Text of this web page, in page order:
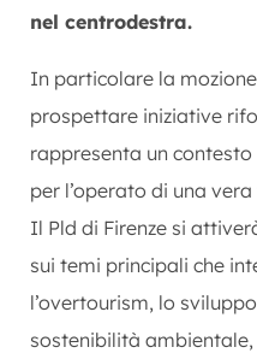
nel centrodestra.
In particolare la
prospettare iniziative
rappresenta un
per l’operato di una
Il Pld di Firenze si
sui temi principali che
l’overtourism, lo
sostenibilità